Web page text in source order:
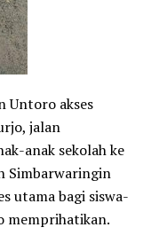
Untoro akses
jalan
anak sekolah ke
Simbarwaringin
utama bagi siswa-
memprihatikan.